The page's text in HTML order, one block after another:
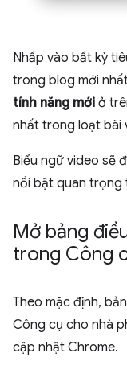
Nhấp vào bất kỳ
trong blog mới
tính năng mới ở
nhất trong loạt bài
Biểu ngữ video sẽ
nổi bật quan trọng
Mở bảng
trong Công
Theo mặc định,
Công cụ cho nhà
cập nhật Chrome.